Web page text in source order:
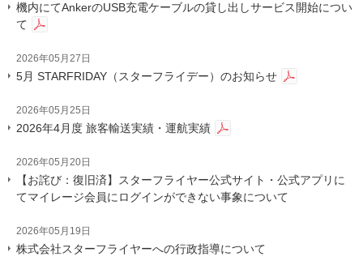
機内にてAnkerのUSB充電ケーブルの貸し出しサービス開始につい
て
2026年05月27日
5月 STARFRIDAY（スターフライデー）のお知らせ
2026年05月25日
2026年4月度 旅客輸送実績・運航実績
2026年05月20日
【お詫び：復旧済】スターフライヤー公式サイト・公式アプリに
てマイレージ会員にログインができない事象について
2026年05月19日
株式会社スターフライヤーへの行政指導について